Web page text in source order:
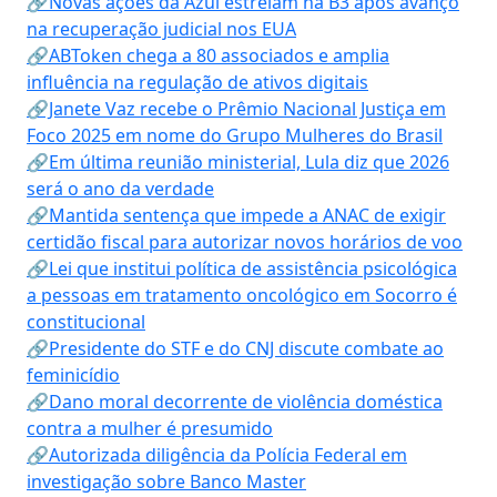
na recuperação judicial nos EUA
🔗ABToken chega a 80 associados e amplia
influência na regulação de ativos digitais
🔗Janete Vaz recebe o Prêmio Nacional Justiça em
Foco 2025 em nome do Grupo Mulheres do Brasil
🔗Em última reunião ministerial, Lula diz que 2026
será o ano da verdade
🔗Mantida sentença que impede a ANAC de exigir
certidão fiscal para autorizar novos horários de voo
🔗Lei que institui política de assistência psicológica
a pessoas em tratamento oncológico em Socorro é
constitucional
🔗Presidente do STF e do CNJ discute combate ao
feminicídio
🔗Dano moral decorrente de violência doméstica
contra a mulher é presumido
🔗Autorizada diligência da Polícia Federal em
investigação sobre Banco Master